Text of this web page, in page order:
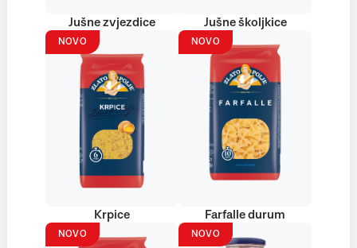
Jušne zvjezdice Jušne školjkice
NOVO
Krpice
NOVO
Farfalle durum
NOVO NOVO